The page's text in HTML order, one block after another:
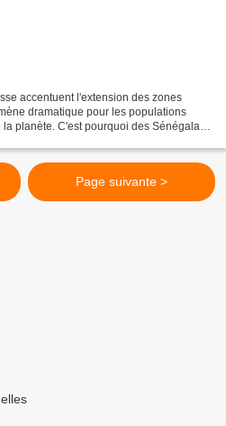
accentuent l'extension des zones
dramatique pour les populations
planète. C'est pourquoi des Sénégalais
Page suivante >